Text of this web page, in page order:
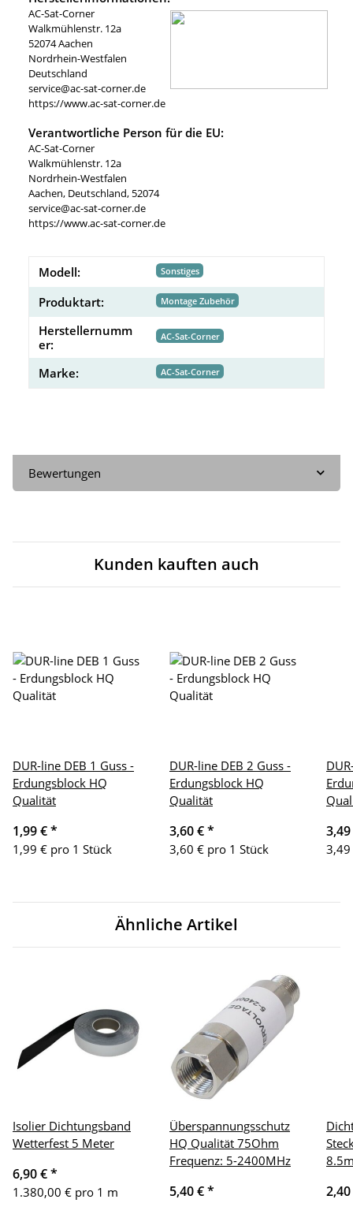
AC-Sat-Corner
Walkmühlenstr. 12a
52074 Aachen
Nordrhein-Westfalen
Deutschland
service@ac-sat-corner.de
https://www.ac-sat-corner.de
Verantwortliche Person für die EU:
AC-Sat-Corner
Walkmühlenstr. 12a
Nordrhein-Westfalen
Aachen, Deutschland, 52074
service@ac-sat-corner.de
https://www.ac-sat-corner.de
Modell: Sonstiges
Produktart: Montage Zubehör
Herstellernumm
er:
AC-Sat-Corner
Marke: AC-Sat-Corner
Bewertungen
Kunden kauften auch
DUR-line DEB 1 Guss -
Erdungsblock HQ
Qualität
1,99 €*
1,99 € pro 1 Stück
DUR-line DEB 2 Guss -
Erdungsblock HQ
Qualität
3,60 €*
3,60 € pro 1 Stück 3,49
Ähnliche Artikel
Isolier Dichtungsband
Wetterfest 5 Meter
6,90 €*
1.380,00 € pro 1 m
Überspannungsschutz
HQ Qualität 75Ohm
Frequenz: 5-2400MHz
5,40 €*